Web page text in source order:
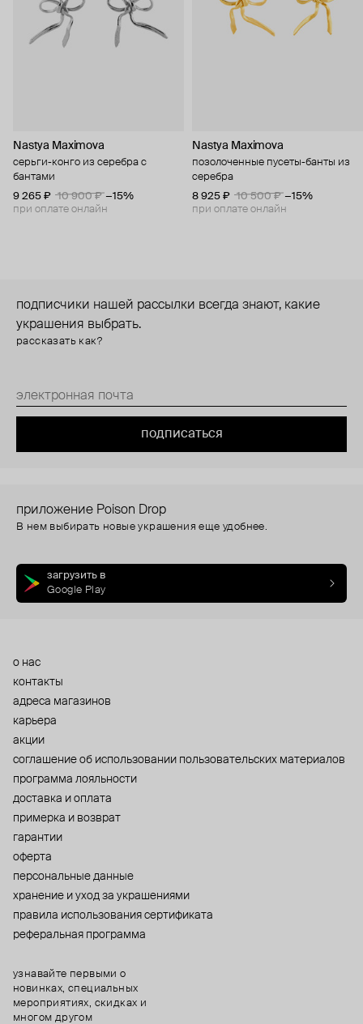
Nastya Maximova
серьги-конго из серебра с
бантами
9 265 ₽
10 900 ₽ −15%
при оплате онлайн
Nastya Maximova
позолоченные пусеты-банты из
серебра
8 925 ₽
10 500 ₽ −15%
при оплате онлайн
подписчики нашей рассылки всегда знают, какие
украшения выбрать.
рассказать как?
подписаться
приложение Poison Drop
В нем выбирать новые украшения еще удобнее.
загрузить в
Google Play
о нас
контакты
адреса магазинов
карьера
акции
cоглашение об использовании пользовательских материалов
программа лояльности
доставка и оплата
примерка и возврат
гарантии
оферта
персональные данные
хранение и уход за украшениями
правила использования сертификата
реферальная программа
узнавайте первыми о
новинках, специальных
мероприятиях, скидках и
многом другом